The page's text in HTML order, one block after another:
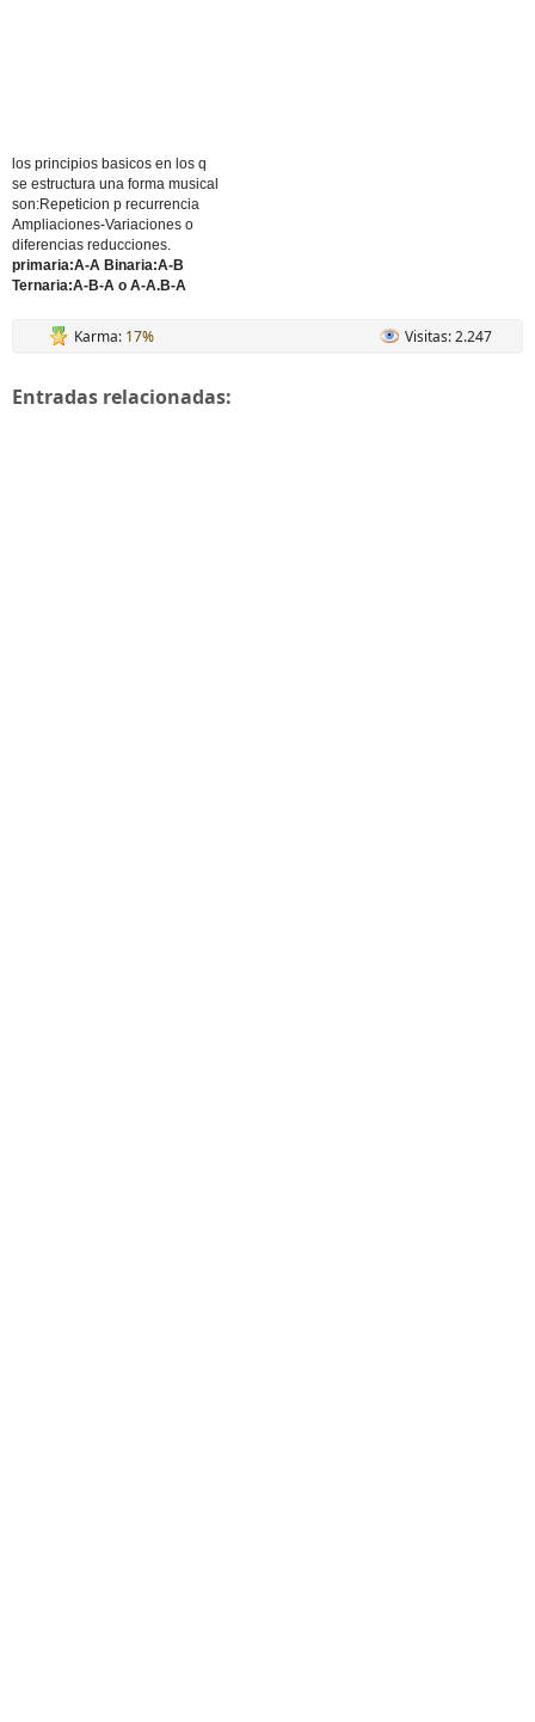
los principios basicos en los q
se estructura una forma musical
son:Repeticion p recurrencia
Ampliaciones-Variaciones o
diferencias reducciones.
primaria:A-A Binaria:A-B
Ternaria:A-B-A o A-A.B-A
Karma: 17% Visitas: 2.247
Entradas relacionadas: